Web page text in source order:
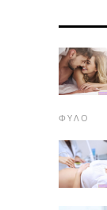
ΦΎΛΟ